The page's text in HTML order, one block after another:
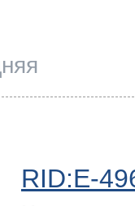
RID:E-